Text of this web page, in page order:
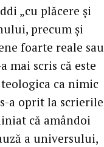
„cu plăcere şi
precum şi
foarte reale sau
mai scris că este
ca nimic
a oprit la scrierile
că amândoi
a universului,